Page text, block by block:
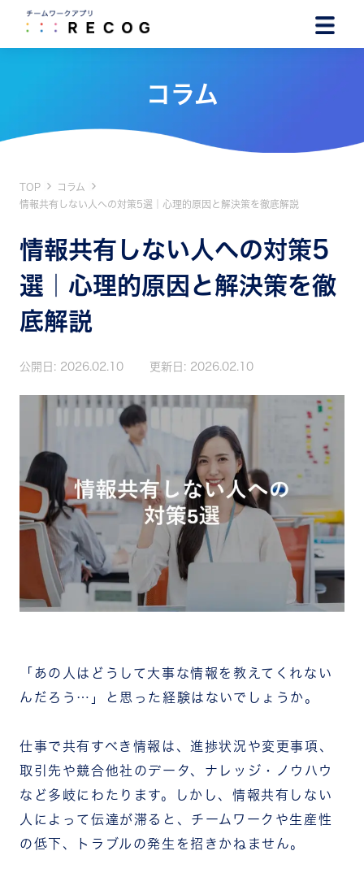
コラム
TOP
コラム
情報共有しない人への対策5選｜心理的原因と解決策を徹底解説
情報共有しない人への対策5
選｜心理的原因と解決策を徹
底解説
公開日: 2026.02.10 更新日: 2026.02.10
「あの人はどうして大事な情報を教えてくれない
んだろう…」と思った経験はないでしょうか。
仕事で共有すべき情報は、進捗状況や変更事項、
取引先や競合他社のデータ、ナレッジ・ノウハウ
など多岐にわたります。しかし、情報共有しない
人によって伝達が滞ると、チームワークや生産性
の低下、トラブルの発生を招きかねません。